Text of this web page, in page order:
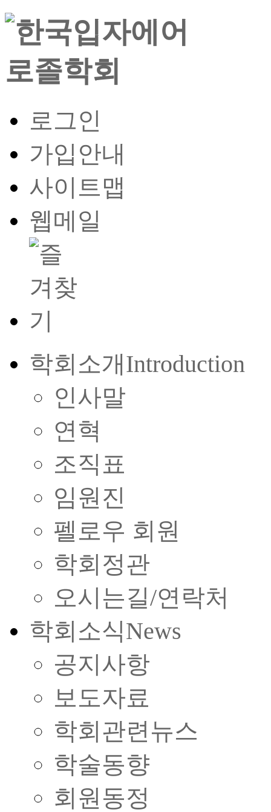
로그인
가입안내
사이트맵
웹메일
학회소개Introduction
인사말
연혁
조직표
임원진
펠로우 회원
학회정관
오시는길/연락처
학회소식News
공지사항
보도자료
학회관련뉴스
학술동향
회원동정